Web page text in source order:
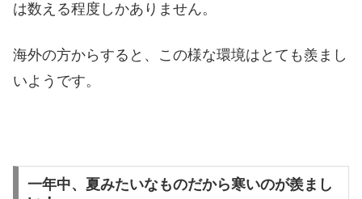
は数える程度しかありません。
海外の方からすると、この様な環境はとても羨まし
いようです。
一年中、夏みたいなものだから寒いのが羨まし